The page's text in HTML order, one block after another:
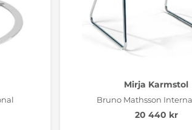
Mirja Karmstol
Bruno Mathsson
20 440 kr